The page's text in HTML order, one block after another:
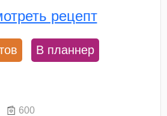
рецепт
В планнер
600